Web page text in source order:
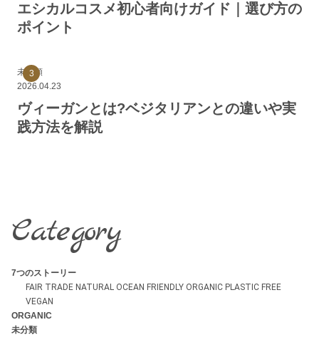
エシカルコスメ初心者向けガイド｜選び方の
ポイント
未分類
2026.04.23
ヴィーガンとは?ベジタリアンとの違いや実
践方法を解説
Category
7つのストーリー
FAIR TRADE NATURAL OCEAN FRIENDLY ORGANIC PLASTIC FREE
VEGAN
ORGANIC
未分類